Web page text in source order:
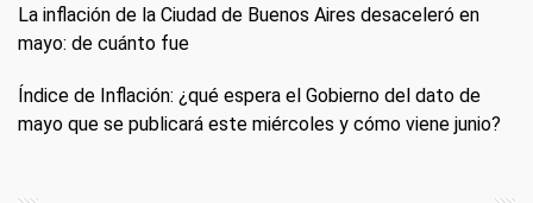
La inflación de la Ciudad de Buenos Aires desaceleró en
mayo: de cuánto fue
Índice de Inflación: ¿qué espera el Gobierno del dato de
mayo que se publicará este miércoles y cómo viene junio?